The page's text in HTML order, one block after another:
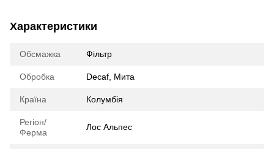
Характеристики
Обсмажка Фільтр
Обробка Decaf, Мита
Країна Колумбія
Регіон/
Ферма
Лос Альпес